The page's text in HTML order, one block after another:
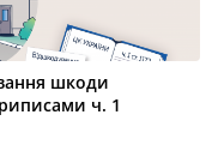
шкоди
ч. 1